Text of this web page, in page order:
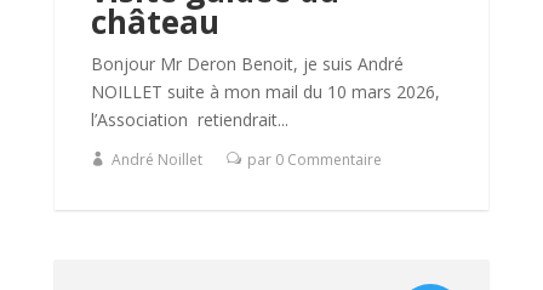
château
Bonjour Mr Deron Benoit, je suis André
NOILLET suite à mon mail du 10 mars 2026,
l’Association retiendrait...
André Noillet par 0 Commentaire